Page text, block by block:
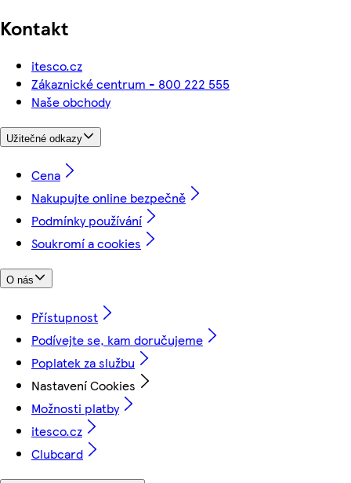
Kontakt
itesco.cz
Zákaznické centrum - 800 222 555
Naše obchody
Užitečné odkazy
Cena
Nakupujte online bezpečně
Podmínky používání
Soukromí a cookies
O nás
Přístupnost
Podívejte se, kam doručujeme
Poplatek za službu
Nastavení Cookies
Možnosti platby
itesco.cz
Clubcard